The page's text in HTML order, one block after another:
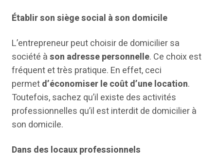
Établir son siège social à son domicile
L’entrepreneur peut choisir de domicilier sa
société àson adresse personnelle. Ce choix est
fréquent et très pratique. En effet, ceci
permetd’économiser le coût d’une location.
Toutefois, sachez qu’il existe des activités
professionnelles qu’il est interdit de domicilier à
son domicile.
Dans des locaux professionnels